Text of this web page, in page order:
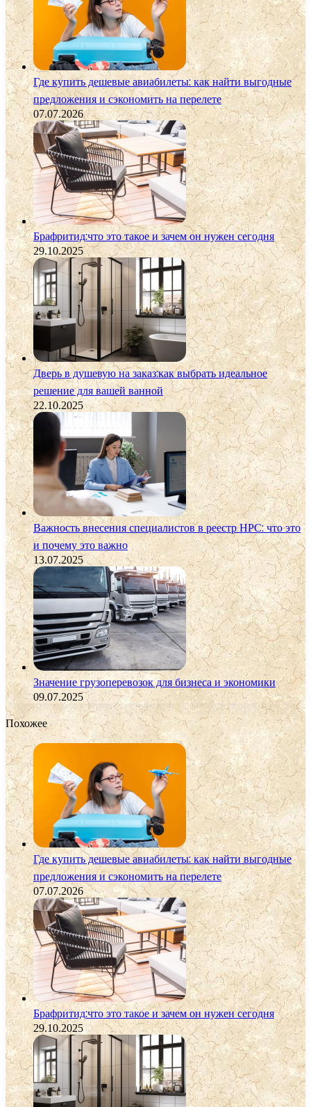
Где купить дешевые авиабилеты: как найти выгодные
предложения и сэкономить на перелете
07.07.2026
Брафритид:что это такое и зачем он нужен сегодня
29.10.2025
Дверь в душевую на заказ:как выбрать идеальное
решение для вашей ванной
22.10.2025
Важность внесения специалистов в реестр НРС: что это
и почему это важно
13.07.2025
Значение грузоперевозок для бизнеса и экономики
09.07.2025
Похожее
Где купить дешевые авиабилеты: как найти выгодные
предложения и сэкономить на перелете
07.07.2026
Брафритид:что это такое и зачем он нужен сегодня
29.10.2025